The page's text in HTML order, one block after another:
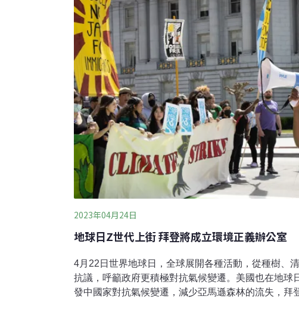
會列管。昨（21）日總統賴清德照例與環團代表會面
民眾票選出的三大環境議題爲：南投名間焚化爐、垃
園區開發與草鴞棲息地的衝突。今年共有10個團體代
保護終身成就獎得主鍾寶珠進入總統府提供建言。全
2023年04月24日
地球日Z世代上街 拜登將成立環境正義辦公室
4月22日世界地球日，全球展開各種活動，從種樹、
抗議，呼籲政府更積極對抗氣候變遷。美國也在地球
發中國家對抗氣候變遷，減少亞馬遜森林的流失，拜